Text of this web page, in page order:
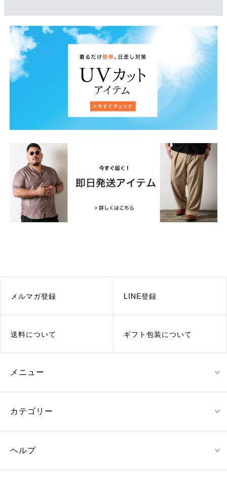
メルマガ登録 LINE登録
送料について ギフト包装について
メニュー
カテゴリー
ヘルプ